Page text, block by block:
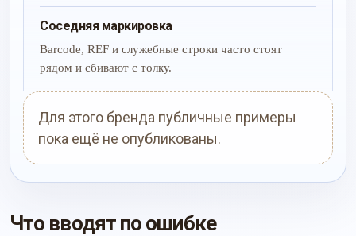
Соседняя маркировка
Barcode, REF и служебные строки часто стоят
рядом и сбивают с толку.
Для этого бренда публичные примеры
пока ещё не опубликованы.
Что вводят по ошибке